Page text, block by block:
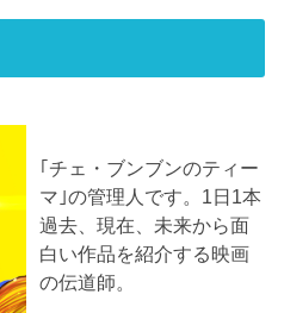
｢チェ・ブンブンのティー
マ｣の管理人です。1日1本
過去、現在、未来から面
白い作品を紹介する映画
の伝道師。